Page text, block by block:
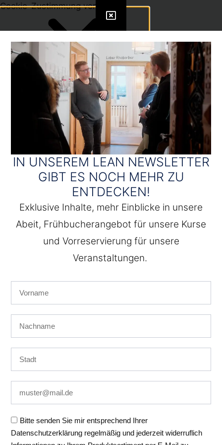
Cookie-Zustimmung verwalten
Auf dieser Website nutzen wir Cookies und
vergleichbare Funktionen zur Verarbeitung von
Endgeräteinformationen und personenbezogenen
Daten. Die Verarbeitung dient der Einbindung von
Inhalten, externen Diensten und Elementen Dritter, der
statistischen Analyse/Messung, personalisierten
Werbung sowie der Einbindung sozialer Medien. Je
IN UNSEREM LEAN NEWSLETTER
GIBT ES NOCH MEHR ZU
ENTDECKEN!
Exklusive Inhalte, mehr Einblicke in unsere
Abeit, Frühbucherangebot für unsere Kurse
und Vorreservierung für unsere
Veranstaltungen.
Bitte senden Sie mir entsprechend Ihrer
Datenschutzerklärung regelmäßig und jederzeit widerruflich